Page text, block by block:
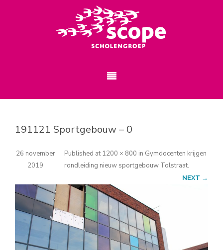
191121 Sportgebouw – 0
Published
26 november
2019
at 1200 × 800 in Gymdocenten krijgen
rondleiding nieuw sportgebouw Tolstraat.
NEXT →